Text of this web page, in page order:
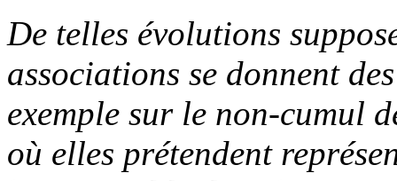
De telles évolutions
associations se donnent
exemple sur le non-cumul
où elles prétendent